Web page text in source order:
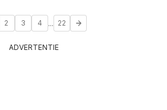
2 3 4 ... 22
ADVERTENTIE